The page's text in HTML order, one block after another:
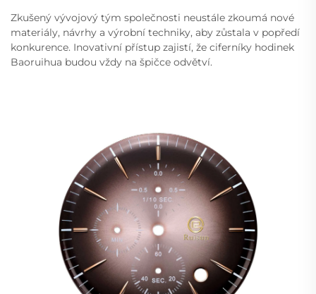
Zkušený vývojový tým společnosti neustále zkoumá nové
materiály, návrhy a výrobní techniky, aby zůstala v popředí
konkurence. Inovativní přístup zajistí, že ciferníky hodinek
Baoruihua budou vždy na špičce odvětví.